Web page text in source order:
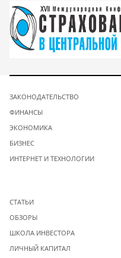
ЗАКОНОДАТЕЛЬСТВО
ФИНАНСЫ
ЭКОНОМИКА
БИЗНЕС
ИНТЕРНЕТ И ТЕХНОЛОГИИ
СТАТЬИ
ОБЗОРЫ
ШКОЛА ИНВЕСТОРА
ЛИЧНЫЙ КАПИТАЛ